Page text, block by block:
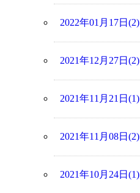
2022年01月17日(2)
2021年12月27日(2)
2021年11月21日(1)
2021年11月08日(2)
2021年10月24日(1)